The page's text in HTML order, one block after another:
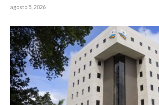
agosto 5, 2026